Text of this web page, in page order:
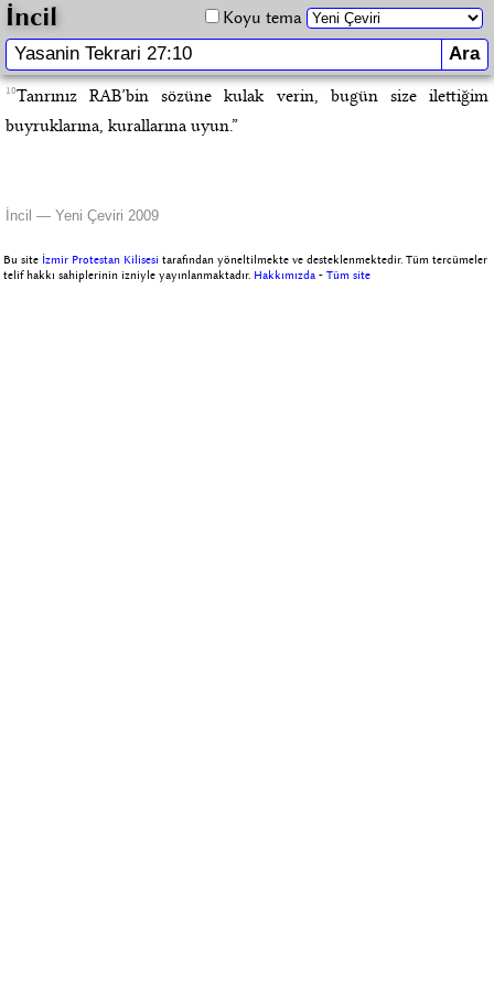
İncil Koyu tema
10Tanrınız RAB’bin sözüne kulak verin, bugün size ilettiğim
buyruklarına, kurallarına uyun.”
İncil — Yeni Çeviri 2009
Bu site İzmir Protestan Kilisesi tarafından yöneltilmekte ve desteklenmektedir. Tüm tercümeler
telif hakkı sahiplerinin izniyle yayınlanmaktadır. Hakkımızda -Tüm site